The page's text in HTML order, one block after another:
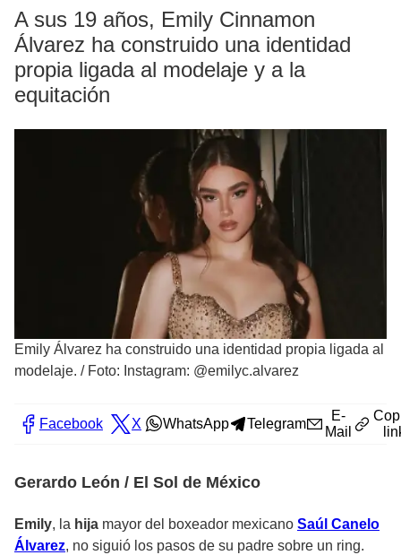
A sus 19 años, Emily Cinnamon
Álvarez ha construido una identidad
propia ligada al modelaje y a la
equitación
Emily Álvarez ha construido una identidad propia ligada al
modelaje. / Foto: Instagram: @emilyc.alvarez
Facebook X WhatsApp Telegram
E-
Mail
Gerardo León / El Sol de México
Emily, la hija mayor del boxeador mexicano Saúl Canelo
Álvarez, no siguió los pasos de su padre sobre un ring.